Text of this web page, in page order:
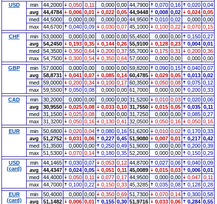
USD min 44,2000 0,050 0,11 0,000 0,00 44,7900 0,070 0,16 0,020 0,04
avg
44,4784 0,006 0,01 0,022 0,05 44,9448 0,008 0,02 0,024 0,05
med
44,5000 0,000 0,00 0,000 0,00 44,9500 0,010 0,02 0,000 0,00
max
44,6700 0,040 0,09 0,030 0,07 45,1000 0,100 0,22 0,070 0,15
CHF
min 53,0000 0,000 0,00 0,000 0,00 55,4500 0,000 0,00 0,150 0,27
avg
54,2450 0,193 0,35 0,144 0,26 55,9100 0,128 0,23 0,004 0,01
med
54,3500 0,350 0,64 0,200 0,37 55,7000 0,175 0,31 0,200 0,36
max
54,7500 0,300 0,54 0,350 0,64 57,0000 0,000 0,00 0,000 0,00
GBP
min 57,0000 0,000 0,00 0,000 0,00 59,8200 0,090 0,15 0,040 0,07
avg
58,8731 0,041 0,07 0,085 0,14 60,4785 0,029 0,05 0,013 0,02
med
59,0000 0,200 0,34 0,100 0,17 60,3500 0,050 0,08 0,075 0,12
max
59,5500 0,050 0,08 0,000 0,00 61,7000 0,000 0,00 0,200 0,33
CAD
min 30,2000 0,000 0,00 0,000 0,00 31,5200 0,010 0,03 0,020 0,06
avg
30,9550 0,025 0,08 0,033 0,10 31,7550 0,015 0,05 0,035 0,11
med
31,1500 0,025 0,08 0,000 0,00 31,7250 0,000 0,00 0,085 0,27
max
31,3200 0,050 0,16 0,130 0,41 32,0500 0,050 0,16 0,050 0,16
EUR
min 50,6800 0,020 0,04 0,080 0,16 51,6200 0,010 0,02 0,170 0,33
avg
51,2752 0,031 0,06 0,227 0,45 51,9080 0,007 0,01 0,217 0,42
med
51,3500 0,000 0,00 0,250 0,49 51,9000 0,000 0,00 0,200 0,39
max
51,5300 0,070 0,14 0,180 0,35 52,2000 0,000 0,00 0,150 0,29
USD
(card)
min 44,1465 0,030 0,07 0,053 0,12 44,8700 0,027 0,06 0,040 0,09
avg
44,4347 0,024 0,05 0,051 0,11 45,0089 0,015 0,03 0,006 0,01
med
44,4000 0,050 0,11 0,077 0,17 44,9500 0,000 0,00 0,047 0,11
max
44,7000 0,100 0,22 0,150 0,33 45,3285 0,035 0,08 0,128 0,28
EUR
(card)
min 50,4000 0,000 0,00 0,350 0,69 51,7300 0,070 0,14 0,300 0,58
avg
51,1482 0,006 0,01 0,155 0,30 51,9716 0,033 0,06 0,284 0,55